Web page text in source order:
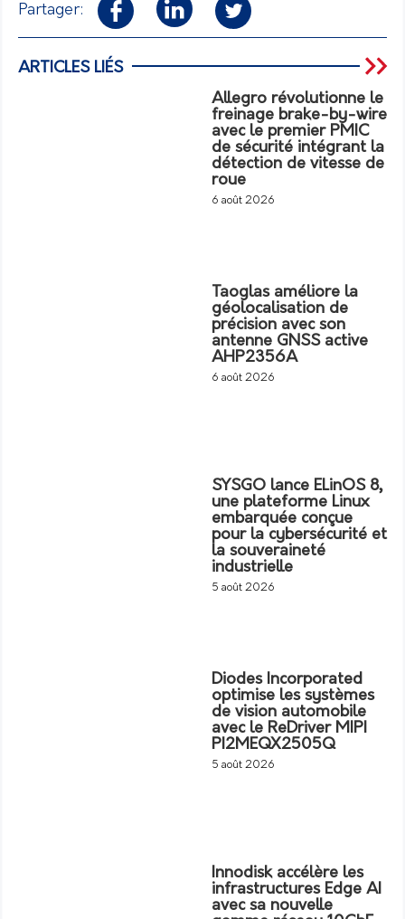
Partager:
ARTICLES LIÉS
Allegro révolutionne le
freinage brake-by-wire
avec le premier PMIC
de sécurité intégrant la
détection de vitesse de
roue
6 août 2026
Taoglas améliore la
géolocalisation de
précision avec son
antenne GNSS active
AHP2356A
6 août 2026
SYSGO lance ELinOS 8,
une plateforme Linux
embarquée conçue
pour la cybersécurité et
la souveraineté
industrielle
5 août 2026
Diodes Incorporated
optimise les systèmes
de vision automobile
avec le ReDriver MIPI
PI2MEQX2505Q
5 août 2026
Innodisk accélère les
infrastructures Edge AI
avec sa nouvelle